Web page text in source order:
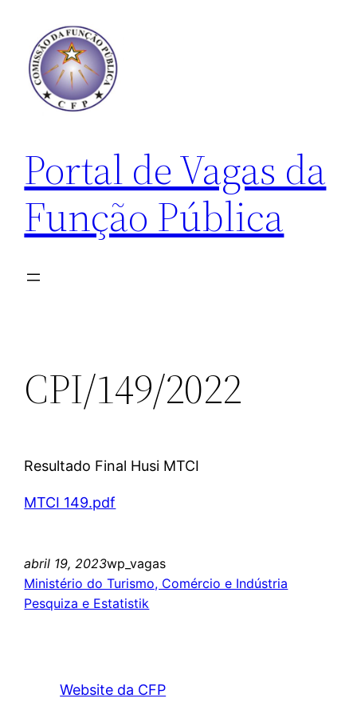
conteúdo
Portal de Vagas da
Função Pública
CPI/149/2022
Resultado Final Husi MTCI
MTCI 149.pdf
abril 19, 2023wp_vagas
Ministério do Turismo, Comércio e Indústria
Pesquiza e Estatistik
Website da CFP